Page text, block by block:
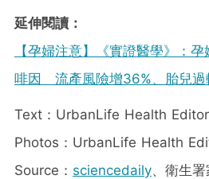
延伸閱讀：
【孕婦注意】《實證醫學》：
啡因 流產風險增36%、胎兒過
Text：UrbanLife Health
Photos：UrbanLife Health
Source： sciencedaily、衛生